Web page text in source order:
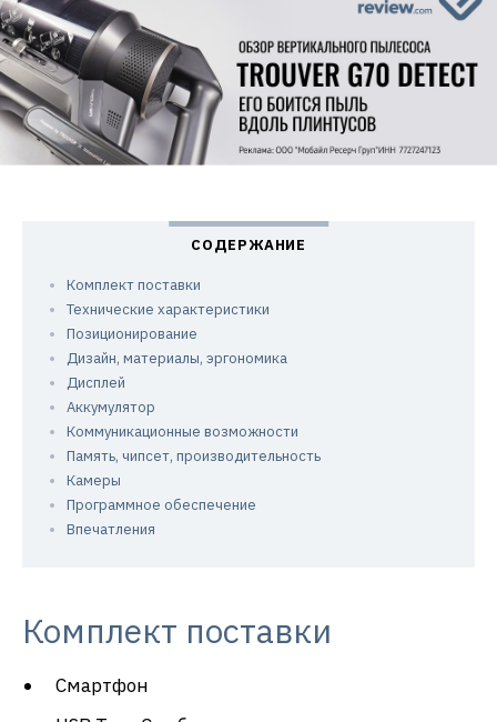
Комплект поставки
Технические характеристики
Позиционирование
Дизайн, материалы, эргономика
Дисплей
Аккумулятор
Коммуникационные возможности
Память, чипсет, производительность
Камеры
Программное обеспечение
Впечатления
Комплект поставки
Смартфон